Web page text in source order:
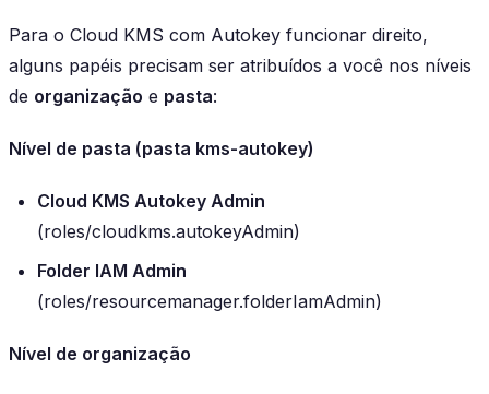
Para o Cloud KMS com Autokey funcionar direito,
alguns papéis precisam ser atribuídos a você nos níveis
de organização e pasta:
Nível de pasta (pasta kms-autokey)
Cloud KMS Autokey Admin
(roles/cloudkms.autokeyAdmin)
Folder IAM Admin
(roles/resourcemanager.folderIamAdmin)
Nível de organização